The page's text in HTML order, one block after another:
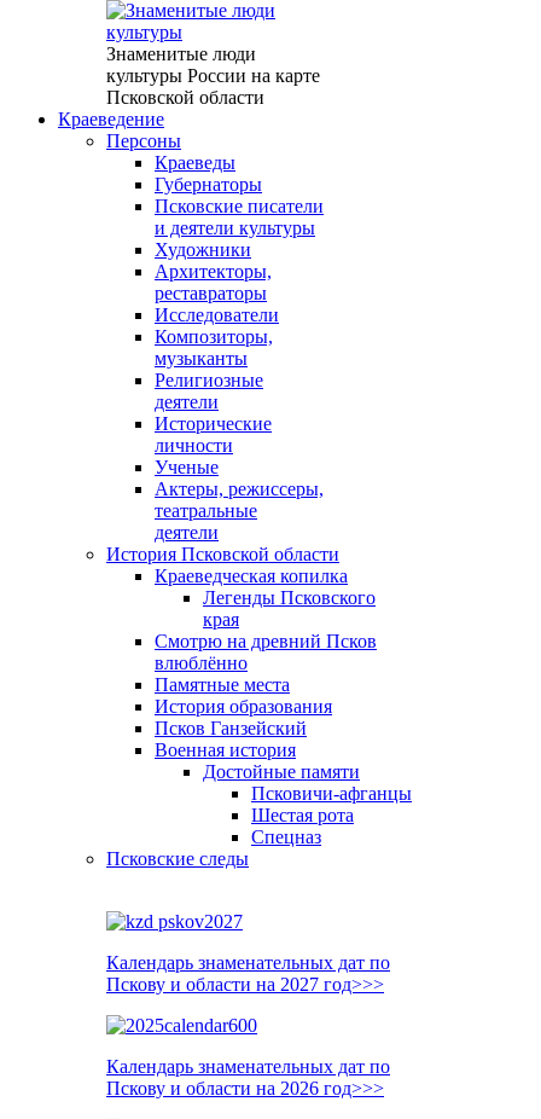
Знаменитые люди
культуры России на карте
Псковской области
Краеведение
Персоны
Краеведы
Губернаторы
Псковские писатели
и деятели культуры
Художники
Архитекторы,
реставраторы
Исследователи
Композиторы,
музыканты
Религиозные
деятели
Исторические
личности
Ученые
Актеры, режиссеры,
театральные
деятели
История Псковской области
Краеведческая копилка
Легенды Псковского
края
Смотрю на древний Псков
влюблённо
Памятные места
История образования
Псков Ганзейский
Военная история
Достойные памяти
Псковичи-афганцы
Шестая рота
Спецназ
Псковские следы
Календарь знаменательных дат по
Пскову и области на 2027 год>>>
Календарь знаменательных дат по
Пскову и области на 2026 год>>>